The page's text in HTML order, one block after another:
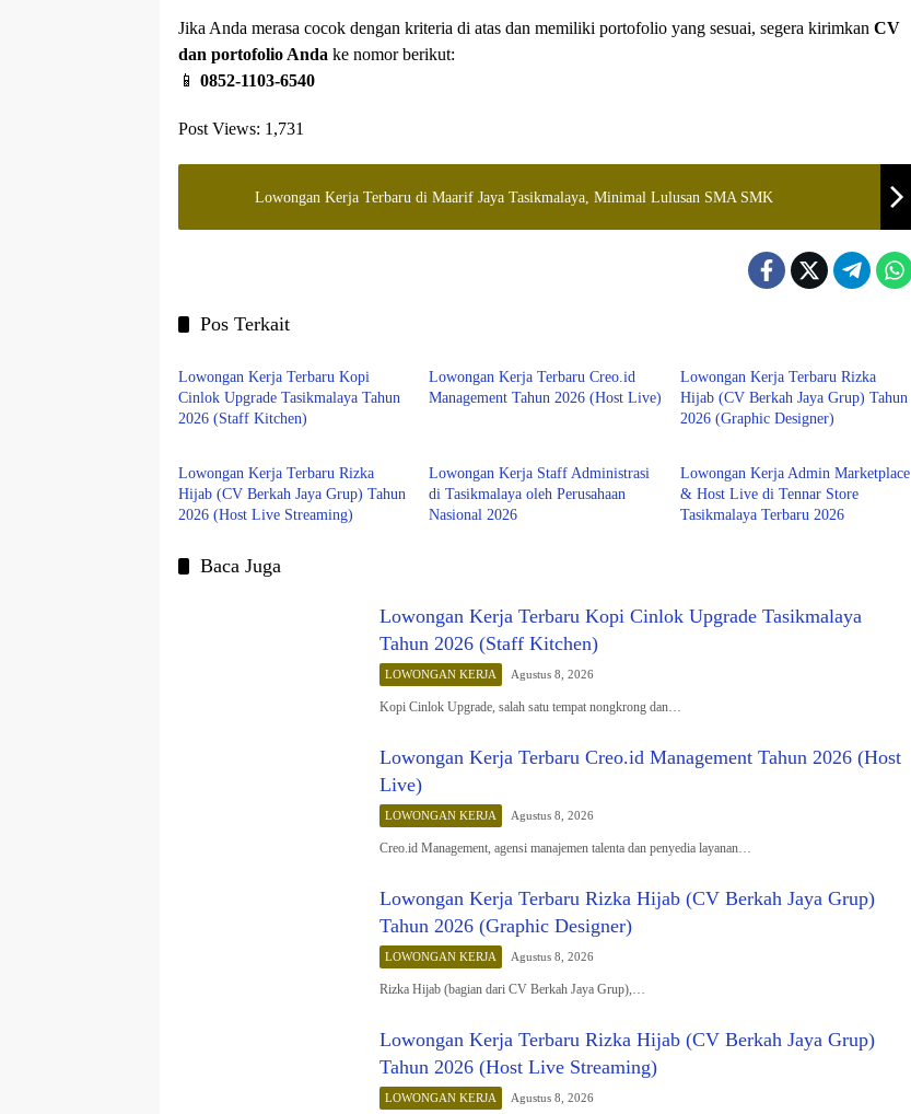
Jika Anda merasa cocok dengan kriteria di atas dan memiliki portofolio yang sesuai, segera kirimkan CV
dan portofolio Anda ke nomor berikut:
📱 0852-1103-6540
Post Views: 1,731
Lowongan Kerja Terbaru di Maarif Jaya Tasikmalaya, Minimal Lulusan SMA SMK
Pos Terkait
LOWONGAN KERJA
Lowongan Kerja Terbaru Kopi
Cinlok Upgrade Tasikmalaya Tahun
2026 (Staff Kitchen)
Lowongan Kerja Terbaru Creo.id
Management Tahun 2026 (Host Live)
Lowongan Kerja Terbaru Rizka
Hijab (CV Berkah Jaya Grup) Tahun
2026 (Graphic Designer)
LOWONGAN KERJA
Lowongan Kerja Terbaru Rizka
Hijab (CV Berkah Jaya Grup) Tahun
2026 (Host Live Streaming)
Lowongan Kerja Staff Administrasi
di Tasikmalaya oleh Perusahaan
Nasional 2026
Tasikmalaya
Lowongan Kerja Admin Marketplace
& Host Live di Tennar Store
Tasikmalaya Terbaru 2026
Baca Juga
Lowongan Kerja Terbaru Kopi Cinlok Upgrade Tasikmalaya
Tahun 2026 (Staff Kitchen)
LOWONGAN KERJA Agustus 8, 2026
Kopi Cinlok Upgrade, salah satu tempat nongkrong dan…
Lowongan Kerja Terbaru Creo.id Management Tahun 2026 (Host
Live)
LOWONGAN KERJA Agustus 8, 2026
Creo.id Management, agensi manajemen talenta dan penyedia layanan…
Lowongan Kerja Terbaru Rizka Hijab (CV Berkah Jaya Grup)
Tahun 2026 (Graphic Designer)
LOWONGAN KERJA Agustus 8, 2026
Rizka Hijab (bagian dari CV Berkah Jaya Grup),…
Lowongan Kerja Terbaru Rizka Hijab (CV Berkah Jaya Grup)
Tahun 2026 (Host Live Streaming)
LOWONGAN KERJA Agustus 8, 2026